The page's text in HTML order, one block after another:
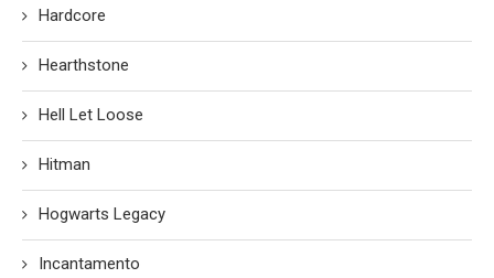
Hardcore
Hearthstone
Hell Let Loose
Hitman
Hogwarts Legacy
Incantamento